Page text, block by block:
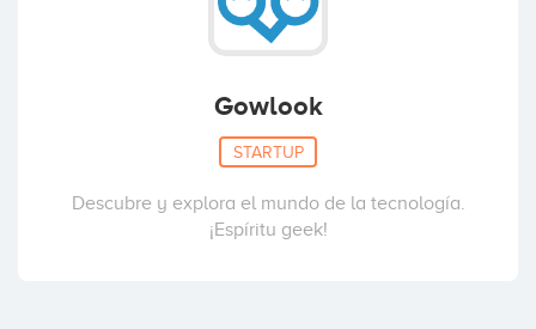
Gowlook
STARTUP
Descubre y explora el mundo de la tecnología.
¡Espíritu geek!